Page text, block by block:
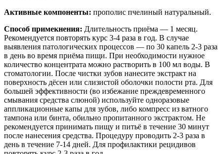
Активные компоненты: прополис пчелиный натуральный.
Способ примекнения: Длительность приёма — 1 месяц.
Рекомендуется повторять курс 3-4 раза в год. В случае
выявления патологических процессов — по 30 капель 2-3 раза
в день во время приёма пищи. При необходимости нужное
количество концентрата можно растворить в 100 мл воды. В
стоматологии. После чистки зубов нанесите экстракт на
поверхность дёсен или слизистой оболочки полости рта. Для
большей эффективности (во избежание преждевременного
смывания средства слюной) используйте одноразовые
аппликационные капы для зубов, либо компресс из ватного
тампона или бинта, обильно пропитанного экстрактом. Не
рекомендуется принимать пищу и питьё в течение 30 минут
после нанесения средства. Процедуру проводить 2-3 раза в
день в течение 7-14 дней. Для профилактики рецидивов